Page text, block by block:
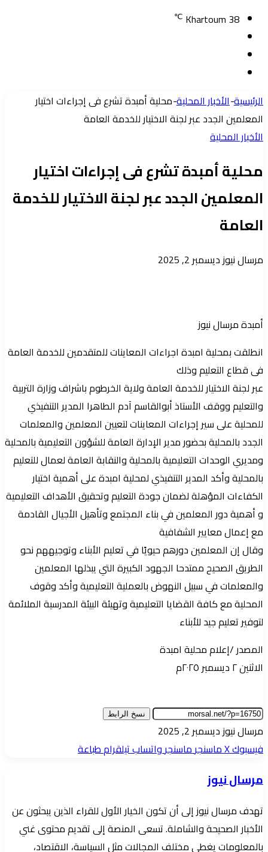
Khartoum 38
℃
جانبيالرئيسية-الأخبار المحلية-محلية أمبدة تشرع فى إجراءات اختيار
المعلمين الجدد عبر لجنة الاختيار للخدمة العامة
الأخبار المحلية
محلية أمبدة تشرع فى إجراءات اختيار
المعلمين الجدد عبر لجنة الاختيار للخدمة
العامة
مرسال نيوزأرسل
ديسمبر 2, 2025
أمبدة مرسال نيوز
انطلقت بمحلية امبدة اجراءات المعاينات للمتقدمين للخدمة العامة
فى قطاع التعليم وذلك
عبر لجنة الاختيار للخدمة العامة ولاية الخرطوم باشراف وزارة التربية
والتعليم ووقف الأستاذ أبوالقاسم آدم الطاهرا المدير التنفيذي
للمحلية على سير إجراءات المعاينات لتعيين المعلمين والمعلمات
الجدد بالمحلية بحضور مدير الإدارة العامة للشؤون التعليمية بالمحلية
ومديري الوحدات التعليمية بالمحلية والنقابة العامة لعمال للتعليم
بالمحلية وأكد المدير التنفيذي لمحلية امبدة على أهمية اختيار
الكفاءات المؤهلة لضمان جودة التعليم وتحقيق الأهداف التعليمية
و أهمية دور المعلمين في بناء المجتمع وتأهيل الأجيال القادمة
مع إعمال معايير الشفافية
وقال إن المعلمين دورهم حيويًا في تعليم الأبناء وتوجيههم نحو
الطريق الصحيح ممتدحا الجهود الكبيرة التي يبذلها المعلمين
والمعلمات في سبيل النهوض بالعملية التعليمية وأكد وقوف
المحلية مع كافة القضايا التعليمية وتهيئة البيئة المدرسية الملائمة
لتوفير تعليم جيد للأبناء
المصدر /إعلام محلية امبدة
الاثنين ٢ ديسمبر ٢٠٢٥م
نسخ الرابط
مرسال نيوزأرسل
بريدا
ديسمبر 2, 2025
فيسبوك‫Xماسنجرماسنجرواتسابتيلقرامطباعة
مرسال نيوز
تهدف مرسال نيوز إلى أن تكون الخيار الأول للقراء الذين يبحثون عن
الأخبار الصحيحة والشاملة. تسعى المنصة إلى تقديم محتوى غني
بالمعلومات يغطي مختلف المجالات مثل السياسة، الاقتصاد،